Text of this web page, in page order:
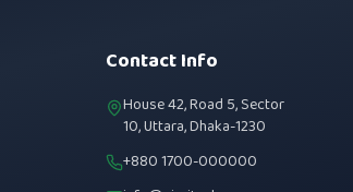
Contact Info
House 42, Road 5, Sector
10, Uttara, Dhaka-1230
+880 1700-000000